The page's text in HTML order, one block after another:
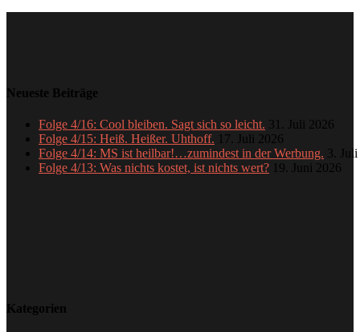
Neueste Beiträge
Folge 4/16: Cool bleiben. Sagt sich so leicht. 31. Juli 2026
Folge 4/15: Heiß. Heißer. Uhthoff. 17. Juli 2026
Folge 4/14: MS ist heilbar!…zumindest in der Werbung. 3.
Folge 4/13: Was nichts kostet, ist nichts wert? 19. Juni 2026
Kategorien